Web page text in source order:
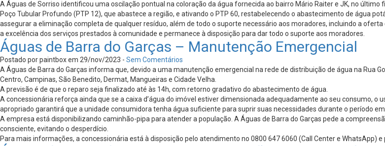
A Águas de Sorriso identificou uma oscilação pontual na coloração da água fornecida ao bairro Mário Raiter e JK, no
Poço Tubular Profundo (PTP 12), que abastece a região, e ativando o PTP 60, restabelecendo o abastecimento de água
assegurar a eliminação completa de qualquer resíduo, além de todo o suporte necessário aos moradores, incluindo a
a excelência dos serviços prestados à comunidade e permanece à disposição para dar todo o suporte aos moradores.
Águas de Barra do Garças – Manutenção Emergencial
Postado por paintbox em 29/nov/2023 - Sem Comentários
A Águas de Barra do Garças informa que, devido a uma manutenção emergencial na rede de distribuição de água na Rua
Centro, Campinas, São Benedito, Dermat, Mangueiras e Cidade Velha.
A previsão é de que o reparo seja finalizado até às 14h, com retorno gradativo do abastecimento de água.
A concessionária reforça ainda que se a caixa d’água do imóvel estiver dimensionada adequadamente ao seu consumo,
apropriado garantirá que a unidade consumidora tenha água suficiente para suprir suas necessidades durante o período
A empresa está disponibilizando caminhão-pipa para atender a população. A Águas de Barra do Garças pede a
consciente, evitando o desperdício.
Para mais informações, a concessionária está à disposição pelo atendimento no 0800 647 6060 (Call Center e WhatsApp) e